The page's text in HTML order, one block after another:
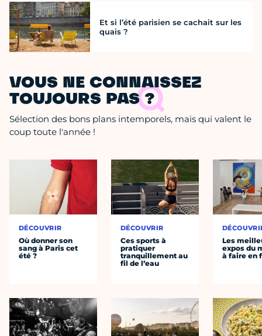
Et si l’été parisien se cachait sur les
quais ?
VOUS NE CONNAISSEZ
TOUJOURS PAS ?
Sélection des bons plans intemporels, mais qui valent le
coup toute l'année !
DÉCOUVRIR
Où donner son
sang à Paris cet
été ?
DÉCOUVRIR
Ces sports à
pratiquer
tranquillement au
fil de l’eau
Les
expos du
à faire en